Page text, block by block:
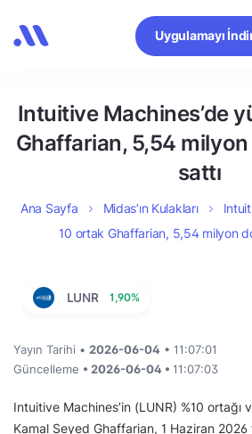
Uygulamayı
Intuitive Machines’de
Ghaffarian, 5,54 milyon
sattı
Ana Sayfa Midas’ın Kulakları
10 ortak Ghaffarian, 5,54 milyon
LUNR 1,90%
Yayın Tarihi • 2026-06-04 • 11:07:01
Güncelleme • 2026-06-04 • 11:07:03
Intuitive Machines’in (LUNR) %10
Kamal Seyed Ghaffarian, 1 Haziran